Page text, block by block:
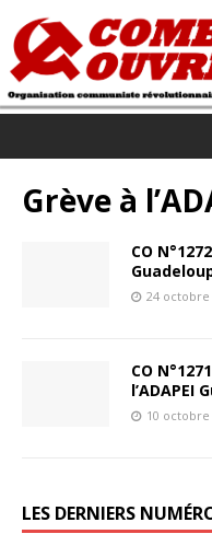
Grève à
CO
24 octobre
CO
l’ADAPEI
10 octobre
LES DERNIERS